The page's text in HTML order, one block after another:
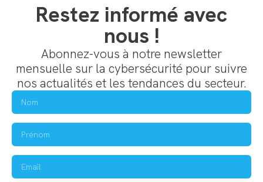
Restez informé avec
nous !
Abonnez-vous à notre newsletter
mensuelle sur la cybersécurité pour suivre
nos actualités et les tendances du secteur.